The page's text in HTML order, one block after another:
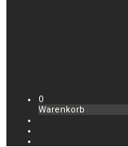
0
Warenkorb